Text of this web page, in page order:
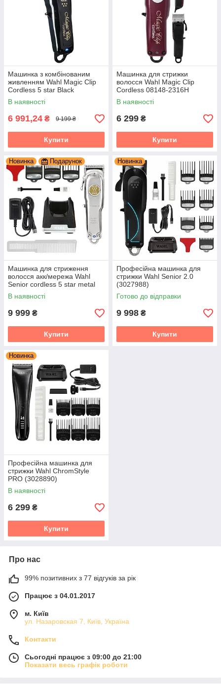
Машинка з комбінованим
живленням Wahl Magic Clip
Cordless 5 star Black
В наявності
6 991,24 ₴ 9 199 ₴
Купити
Машинка для стрижки
волосся Wahl Magic Clip
Cordless 08148-2316H
В наявності
6 299 ₴
Купити
Новинка Подарунок
Машинка для стриження
волосся акк/мережа Wahl
Senior cordless 5 star metal
edition
В наявності
9 999 ₴
Купити
Новинка
Професійна машинка для
стрижки Wahl Senior 2.0
(3027988)
Готово до відправки
9 998 ₴
Купити
Новинка
Професійна машинка для
стрижки Wahl ChromStyle
PRO (3028890)
В наявності
6 299 ₴
Купити
Про нас
99% позитивних з 77 відгуків за рік
Працює з 04.01.2017
м. Київ
ул. Назаровская 7, Київ, Україна
Контакти
Сьогодні працює з 09:00 до 21:00
Показати весь графік роботи